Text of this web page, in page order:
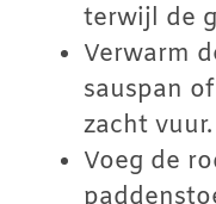
terwijl de
Verwarm
sauspan
zacht vuur.
Voeg de